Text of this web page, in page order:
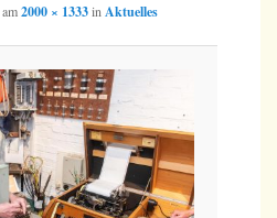
am2000 × 1333in Aktuelles